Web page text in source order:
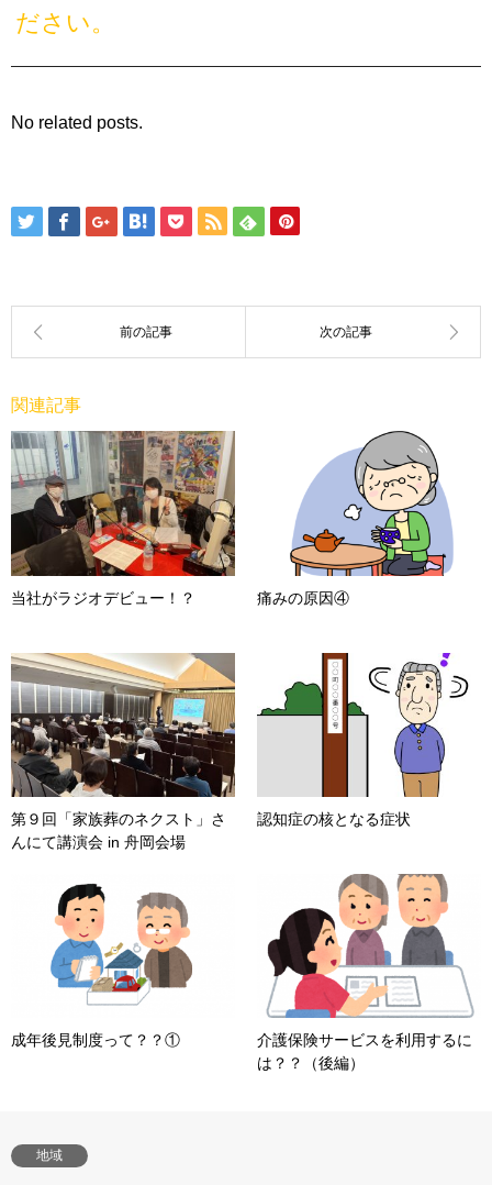
ださい。
No related posts.
関連記事
当社がラジオデビュー！？ 痛みの原因④
第９回「家族葬のネクスト」さ
んにて講演会 in 舟岡会場
認知症の核となる症状
成年後見制度って？？①
介護保険サービスを利用するに
は？？（後編）
地域